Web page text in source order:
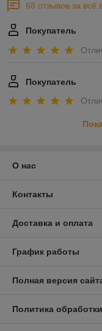
68 отзывов за всё
Покупатель
Покупатель
О нас
Контакты
Доставка и оплата
График работы
Полная версия
Политика